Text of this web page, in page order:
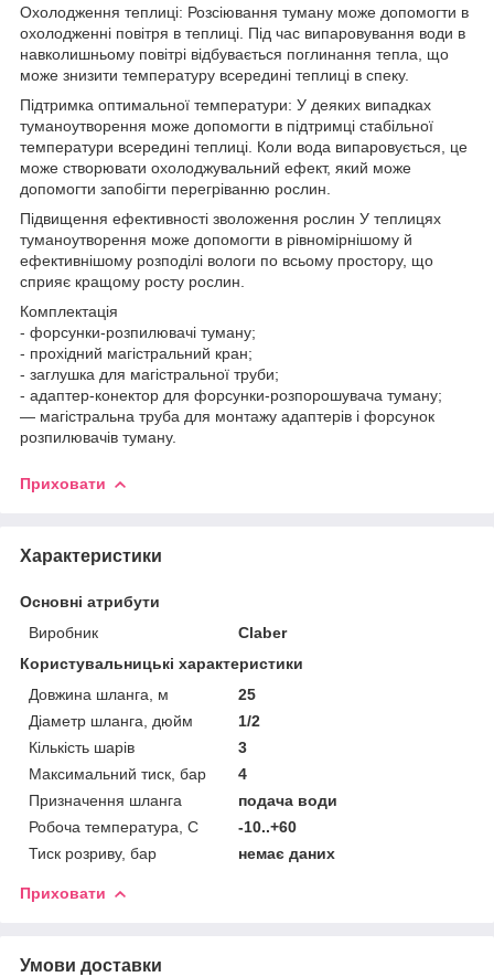
Охолодження теплиці: Розсіювання туману може допомогти в
охолодженні повітря в теплиці. Під час випаровування води в
навколишньому повітрі відбувається поглинання тепла, що
може знизити температуру всередині теплиці в спеку.
Підтримка оптимальної температури: У деяких випадках
туманоутворення може допомогти в підтримці стабільної
температури всередині теплиці. Коли вода випаровується, це
може створювати охолоджувальний ефект, який може
допомогти запобігти перегріванню рослин.
Підвищення ефективності зволоження рослин У теплицях
туманоутворення може допомогти в рівномірнішому й
ефективнішому розподілі вологи по всьому простору, що
сприяє кращому росту рослин.
Комплектація
- форсунки-розпилювачі туману;
- прохідний магістральний кран;
- заглушка для магістральної труби;
- адаптер-конектор для форсунки-розпорошувача туману;
— магістральна труба для монтажу адаптерів і форсунок
розпилювачів туману.
Приховати
Характеристики
Основні атрибути
Виробник
Claber
Користувальницькі характеристики
Довжина шланга, м
25
Діаметр шланга, дюйм
1/2
Кількість шарів
3
Максимальний тиск, бар
4
Призначення шланга
подача води
Робоча температура, С
-10..+60
Тиск розриву, бар
немає даних
Приховати
Умови доставки